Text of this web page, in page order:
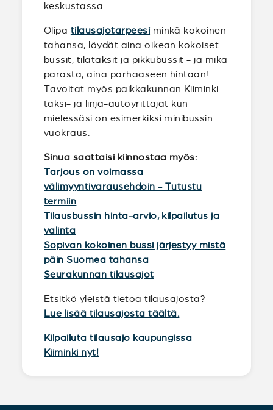
keskustassa.
Olipa tilausajotarpeesi minkä kokoinen
tahansa, löydät aina oikean kokoiset
bussit, tilataksit ja pikkubussit - ja mikä
parasta, aina parhaaseen hintaan!
Tavoitat myös paikkakunnan Kiiminki
taksi- ja linja-autoyrittäjät kun
mielessäsi on esimerkiksi minibussin
vuokraus.
Sinua saattaisi kiinnostaa myös:
Tarjous on voimassa
välimyyntivarausehdoin - Tutustu
termiin
Tilausbussin hinta-arvio, kilpailutus ja
valinta
Sopivan kokoinen bussi järjestyy mistä
päin Suomea tahansa
Seurakunnan tilausajot
Etsitkö yleistä tietoa tilausajosta?
Lue lisää tilausajosta täältä.
Kilpailuta tilausajo kaupungissa
Kiiminki nyt!